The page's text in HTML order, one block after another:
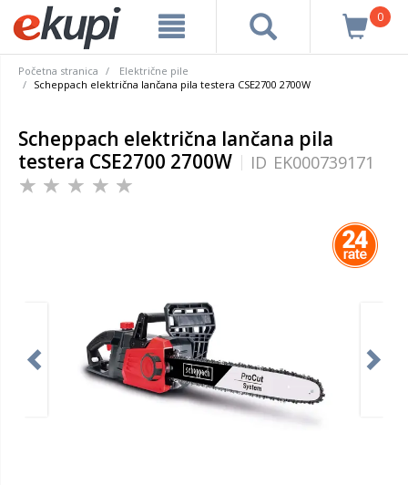
0
Početna stranica
Električne pile
Scheppach električna lančana pila testera CSE2700 2700W
Scheppach električna lančana pila
testera CSE2700 2700W
ID EK000739171